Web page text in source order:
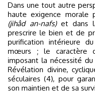
Dans une tout autre
haute exigence morale
(jihâd an-nafs)et dans
prescrire le bien et de
purification intérieure
mœurs ; le caractère
imposant la nécessité
Révélation divine,
séculaires (4), pour
son maintien et de sa